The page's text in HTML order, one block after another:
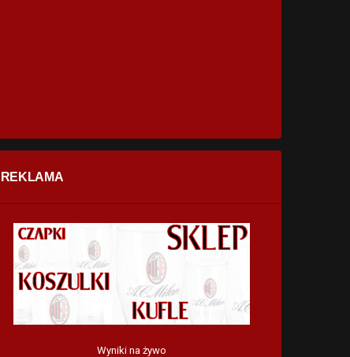
REKLAMA
Wyniki na żywo